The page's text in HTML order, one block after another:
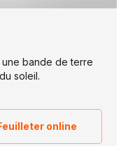
bande de terre
soleil.
online